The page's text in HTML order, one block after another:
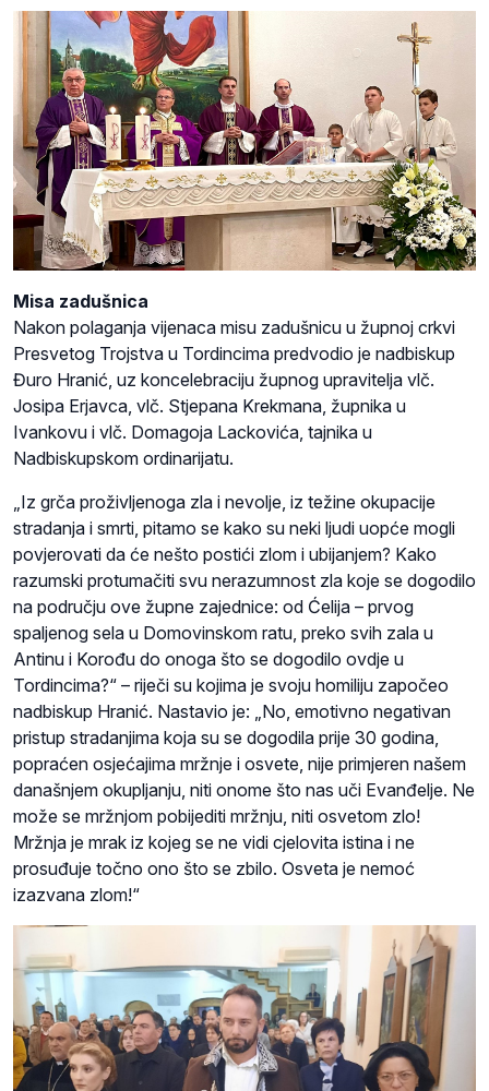
Misa zadušnica
Nakon polaganja vijenaca misu zadušnicu u župnoj crkvi
Presvetog Trojstva u Tordincima predvodio je nadbiskup
Đuro Hranić, uz koncelebraciju župnog upravitelja vlč.
Josipa Erjavca, vlč. Stjepana Krekmana, župnika u
Ivankovu i vlč. Domagoja Lackovića, tajnika u
Nadbiskupskom ordinarijatu.
„Iz grča proživljenoga zla i nevolje, iz težine okupacije
stradanja i smrti, pitamo se kako su neki ljudi uopće mogli
povjerovati da će nešto postići zlom i ubijanjem? Kako
razumski protumačiti svu nerazumnost zla koje se dogodilo
na području ove župne zajednice: od Ćelija – prvog
spaljenog sela u Domovinskom ratu, preko svih zala u
Antinu i Korođu do onoga što se dogodilo ovdje u
Tordincima?“ – riječi su kojima je svoju homiliju započeo
nadbiskup Hranić. Nastavio je: „No, emotivno negativan
pristup stradanjima koja su se dogodila prije 30 godina,
popraćen osjećajima mržnje i osvete, nije primjeren našem
današnjem okupljanju, niti onome što nas uči Evanđelje. Ne
može se mržnjom pobijediti mržnju, niti osvetom zlo!
Mržnja je mrak iz kojeg se ne vidi cjelovita istina i ne
prosuđuje točno ono što se zbilo. Osveta je nemoć
izazvana zlom!“